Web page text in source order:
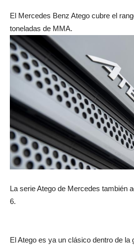
El Mercedes Benz Atego cubre el
toneladas de MMA.
La serie Atego de Mercedes también
6.
El Atego es ya un clásico dentro de la